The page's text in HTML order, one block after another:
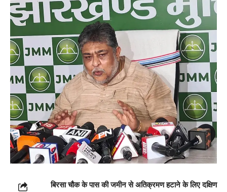
बिरसा चौक के पास की जमीन से अतिक्रमण हटाने के लिए दक्षिण